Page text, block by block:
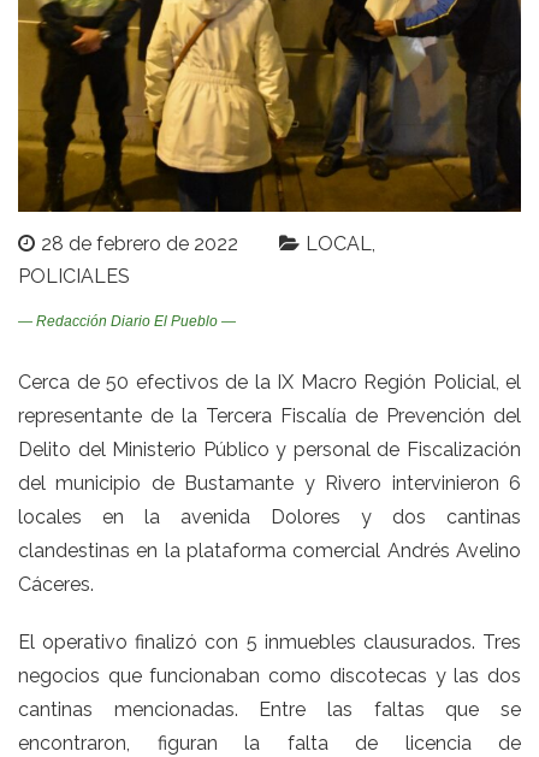
28 de febrero de 2022
LOCAL
POLICIALES
— Redacción Diario El Pueblo —
Cerca de 50 efectivos de la IX Macro Región Policial, el
representante de la Tercera Fiscalía de Prevención del
Delito del Ministerio Público y personal de Fiscalización
del municipio de Bustamante y Rivero intervinieron 6
locales en la avenida Dolores y dos cantinas
clandestinas en la plataforma comercial Andrés Avelino
Cáceres.
El operativo finalizó con 5 inmuebles clausurados. Tres
negocios que funcionaban como discotecas y las dos
cantinas mencionadas. Entre las faltas que se
encontraron, figuran la falta de licencia de